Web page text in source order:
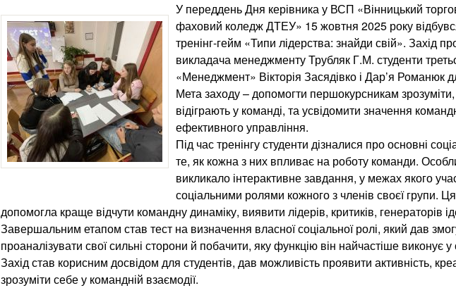
У переддень Дня керівника у ВСП «Вінницький
фаховий коледж ДТЕУ» 15 жовтня 2025 року
тренінг-гейм «Типи лідерства: знайди свій». Захід
викладача менеджменту Трубляк Г.М. студенти
«Менеджмент» Вікторія Засядівко і Дар’я Романюк
Мета заходу – допомогти першокурсникам
відіграють у команді, та усвідомити значення
ефективного управління.
Під час тренінгу студенти дізналися про основні
те, як кожна з них впливає на роботу команди.
викликало інтерактивне завдання, у межах якого
соціальними ролями кожного з членів своєї групи.
допомогла краще відчути командну динаміку, виявити лідерів, критиків, генераторів
Завершальним етапом став тест на визначення власної соціальної ролі, який дав
проаналізувати свої сильні сторони й побачити, яку функцію він найчастіше виконує у
Захід став корисним досвідом для студентів, дав можливість проявити активність,
зрозуміти себе у командній взаємодії.